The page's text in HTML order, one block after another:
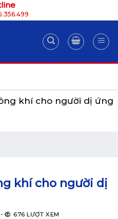
khí cho người dị ứng
khí cho người dị
- 676 LƯỢT XEM